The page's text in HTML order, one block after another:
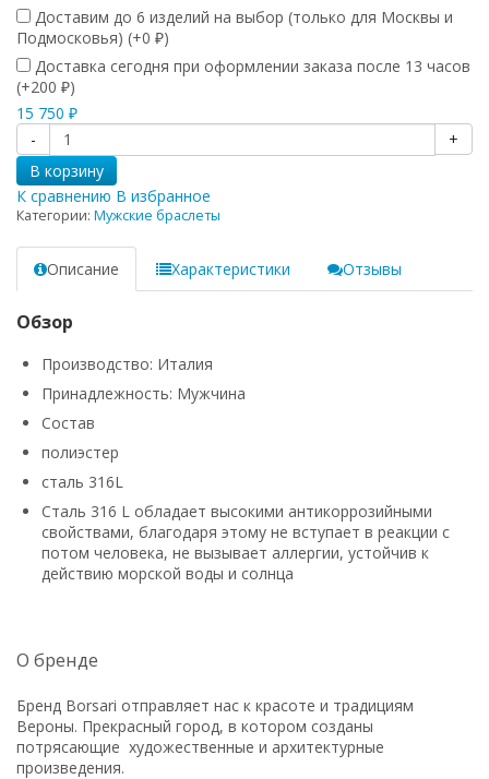
Доставим до 6 изделий на выбор (только для Москвы и
Подмосковья) (+0 ₽)
Доставка сегодня при оформлении заказа после 13 часов
(+200 ₽)
15 750 ₽
-
+
В корзину
К сравнению В избранное
Категории: Мужские браслеты
Описание Характеристики Отзывы
Обзор
Производство: Италия
Принадлежность: Мужчина
Состав
полиэстер
сталь 316L
Сталь 316 L обладает высокими антикоррозийными
свойствами, благодаря этому не вступает в реакции с
потом человека, не вызывает аллергии, устойчив к
действию морской воды и солнца
О бренде
Бренд Borsari отправляет нас к красоте и традициям
Вероны. Прекрасный город, в котором созданы
потрясающие художественные и архитектурные
произведения.